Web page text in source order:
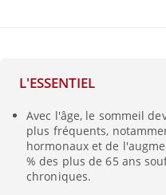
L'ESSENTIEL
Avec l'âge, le sommeil
plus fréquents,
hormonaux et de
% des plus de 65 ans
chroniques.